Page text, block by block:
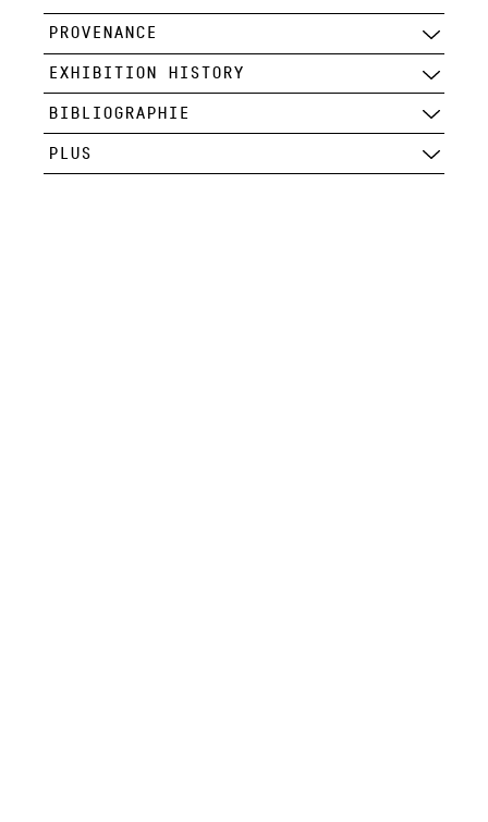
PROVENANCE
EXHIBITION HISTORY
BIBLIOGRAPHIE
PLUS